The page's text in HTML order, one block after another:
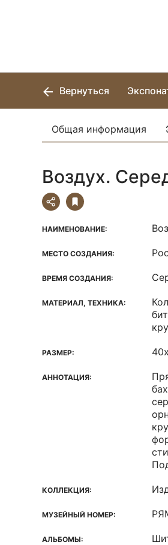
Вернуться
Общая информация
Воздух.
НАИМЕНОВАНИЕ:
МЕСТО СОЗДАНИЯ:
ВРЕМЯ СОЗДАНИЯ:
МАТЕРИАЛ, ТЕХНИКА:
РАЗМЕР:
АННОТАЦИЯ:
КОЛЛЕКЦИЯ:
МУЗЕЙНЫЙ НОМЕР:
АЛЬБОМЫ: